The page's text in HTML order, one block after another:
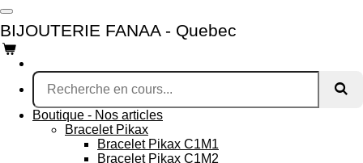
Passer
au
contenu
principal
BIJOUTERIE FANAA - Quebec
Boutique - Nos articles
Bracelet Pikax
Bracelet Pikax C1M1
Bracelet Pikax C1M2